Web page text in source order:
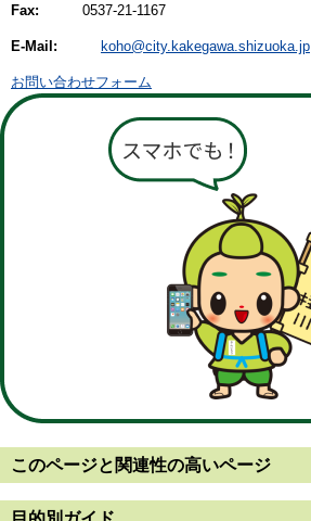
Fax: 0537-21-1167
E-Mail: koho@city.kakegawa.shizuoka.jp
お問い合わせフォーム
このページと 関連性の高いページ